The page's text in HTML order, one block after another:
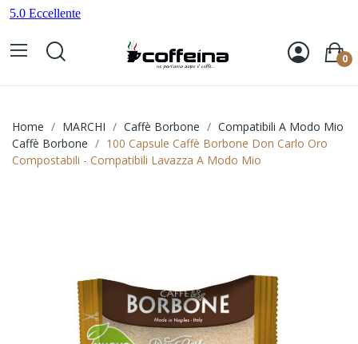
0
Home MARCHI Caffè Borbone
Compatibili A Modo Mio
Caffè Borbone
100 Capsule Caffè Borbone Don Carlo Oro
Compostabili - Compatibili Lavazza A Modo Mio